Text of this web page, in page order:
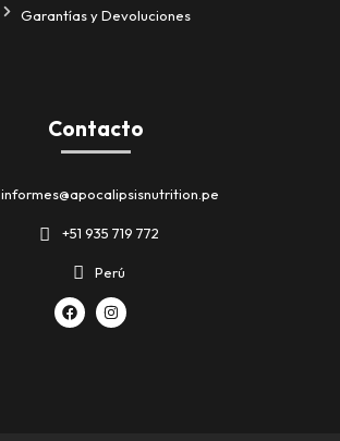
Garantías y Devoluciones
Contacto
informes@apocalipsisnutrition.pe
+51 935 719 772
Perú